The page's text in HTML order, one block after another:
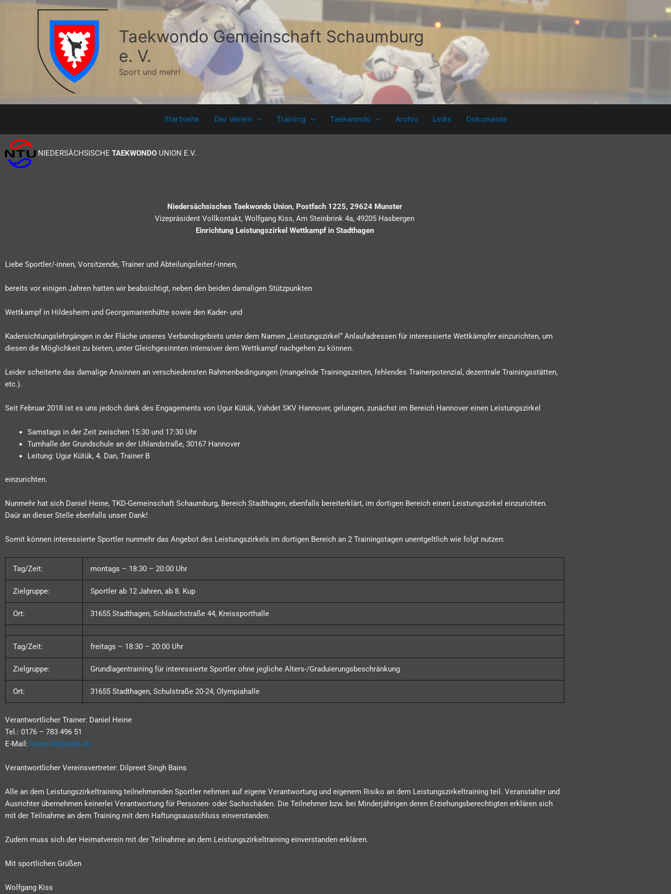
Zum
Taekwondo Gemeinschaft Schaumburg
e. V.
Sport und mehr!
Startseite Der Verein Training Taekwondo Archiv Links Dokumente
NIEDERSÄCHSISCHE TAEKWONDO UNION E.V.
Niedersächsisches Taekwondo Union, Postfach 1225, 29624 Munster
Vizepräsident Vollkontakt, Wolfgang Kiss, Am Steinbrink 4a, 49205 Hasbergen
Einrichtung Leistungszirkel Wettkampf in Stadthagen
Liebe Sportler/-innen, Vorsitzende, Trainer und Abteilungsleiter/-innen,
bereits vor einigen Jahren hatten wir beabsichtigt, neben den beiden damaligen Stützpunkten
Wettkampf in Hildesheim und Georgsmarienhütte sowie den Kader- und
Kadersichtungslehrgängen in der Fläche unseres Verbandsgebiets unter dem Namen „Leistungszirkel“ Anlaufadressen für interessierte Wettkämpfer einzurichten, um
diesen die Möglichkeit zu bieten, unter Gleichgesinnten intensiver dem Wettkampf nachgehen zu können.
Leider scheiterte das damalige Ansinnen an verschiedensten Rahmenbedingungen (mangelnde Trainingszeiten, fehlendes Trainerpotenzial, dezentrale Trainingsstätten,
etc.).
Seit Februar 2018 ist es uns jedoch dank des Engagements von Ugur Kütük, Vahdet SKV Hannover, gelungen, zunächst im Bereich Hannover einen Leistungszirkel
Samstags in der Zeit zwischen 15:30 und 17:30 Uhr
Turnhalle der Grundschule an der Uhlandstraße, 30167 Hannover
Leitung: Ugur Kütük, 4. Dan, Trainer B
einzurichten.
Nunmehr hat sich Daniel Heine, TKD-Gemeinschaft Schaumburg, Bereich Stadthagen, ebenfalls bereiterklärt, im dortigen Bereich einen Leistungszirkel einzurichten.
Daür an dieser Stelle ebenfalls unser Dank!
Somit können interessierte Sportler nunmehr das Angebot des Leistungszirkels im dortigen Bereich an 2 Trainingstagen unentgeltlich wie folgt nutzen:
Tag/Zeit: montags – 18:30 – 20:00 Uhr
Zielgruppe: Sportler ab 12 Jahren, ab 8. Kup
Ort: 31655 Stadthagen, Schlauchstraße 44, Kreissporthalle
Tag/Zeit: freitags – 18:30 – 20:00 Uhr
Zielgruppe: Grundlagentraining für interessierte Sportler ohne jegliche Alters-/Graduierungsbeschränkung
Ort: 31655 Stadthagen, Schulstraße 20-24, Olympiahalle
Verantwortlicher Trainer: Daniel Heine
Tel.: 0176 – 783 496 51
E-Mail: heine-tkd@web.de
Verantwortlicher Vereinsvertreter: Dilpreet Singh Bains
Alle an dem Leistungszirkeltraining teilnehmenden Sportler nehmen auf eigene Verantwortung und eigenem Risiko an dem Leistungszirkeltraining teil. Veranstalter und
Ausrichter übernehmen keinerlei Verantwortung für Personen- oder Sachschäden. Die Teilnehmer bzw. bei Minderjährigen deren Erziehungsberechtigten erklären sich
mit der Teilnahme an dem Training mit dem Haftungsausschluss einverstanden.
Zudem muss sich der Heimatverein mit der Teilnahme an dem Leistungszirkeltraining einverstanden erklären.
Mit sportlichen Grüßen
Wolfgang Kiss